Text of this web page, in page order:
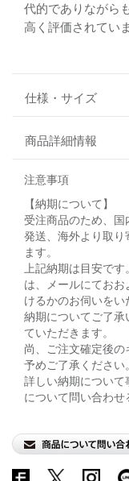
代的でありながら
高く評価されていま
仕様・サイズ
商品詳細情報
注意事項
【納期について】
受注商品のため、
発送、海外より取り
ます。
上記納期は目安で
は、メールにてお
けるかのお伺いをい
納期についてご了
ていただきます。
尚、ご注文確定後の
予めご了承ください。
詳しい納期につい
について問い合わせ